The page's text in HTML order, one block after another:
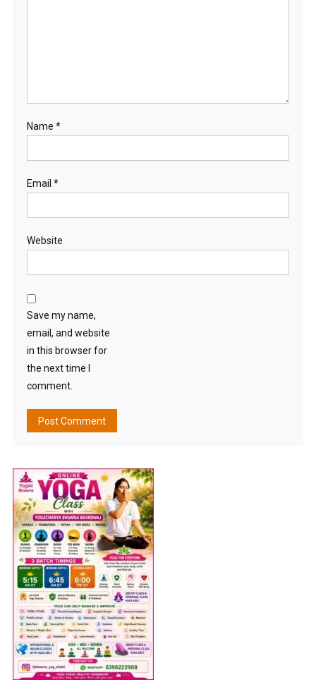
Name *
Email *
Website
Save my name,
email, and website
in this browser for
the next time I
comment.